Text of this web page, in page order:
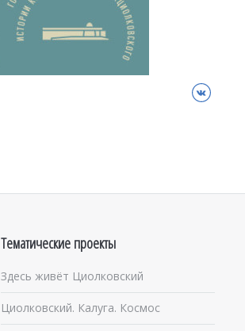
ВКонтакте
Тематические проекты
Здесь живёт Циолковский
Циолковский. Калуга. Космос